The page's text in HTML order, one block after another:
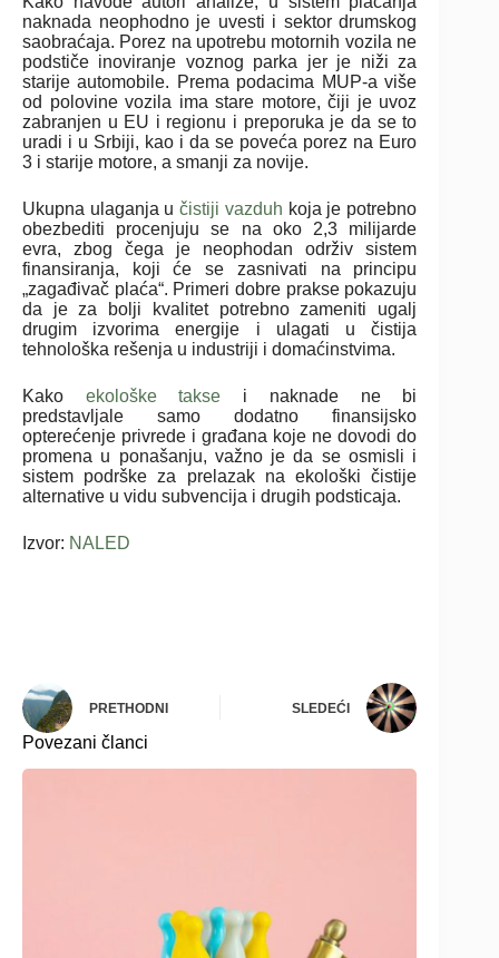
naknada neophodno je uvesti i sektor drumskog
saobraćaja. Porez na upotrebu motornih vozila ne
podstiče inoviranje voznog parka jer je niži za
starije automobile. Prema podacima MUP-a više
od polovine vozila ima stare motore, čiji je uvoz
zabranjen u EU i regionu i preporuka je da se to
uradi i u Srbiji, kao i da se poveća porez na Euro
3 i starije motore, a smanji za novije.
Ukupna ulaganja učistiji vazduh koja je potrebno
obezbediti procenjuju se na oko 2,3 milijarde
evra, zbog čega je neophodan održiv sistem
finansiranja, koji će se zasnivati na principu
„zagađivač plaća“. Primeri dobre prakse pokazuju
da je za bolji kvalitet potrebno zameniti ugalj
drugim izvorima energije i ulagati u čistija
tehnološka rešenja u industriji i domaćinstvima.
Kako ekološke takse i naknade ne bi
predstavljale samo dodatno finansijsko
opterećenje privrede i građana koje ne dovodi do
promena u ponašanju, važno je da se osmisli i
sistem podrške za prelazak na ekološki čistije
alternative u vidu subvencija i drugih podsticaja.
Izvor: NALED
PRETHODNI SLEDEĆI
Povezani članci